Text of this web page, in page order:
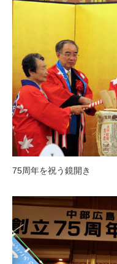
75周年を祝う鏡開き